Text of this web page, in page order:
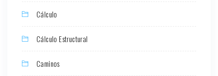
Cálculo
Cálculo Estructural
Caminos